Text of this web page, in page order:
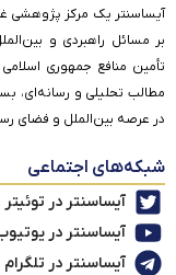
آیساسنتر یک مرکز پژوهشی
بر مسائل راهبردی و
تأمین منافع جمهوری
مطالب تحلیلی و رسانه‌ای،
در عرصه بین‌الملل و فضای
شبکه‌های اجتماعی
آیساسنتر در توئیتر
آیساسنتر در
آیساسنتر در تلگرام